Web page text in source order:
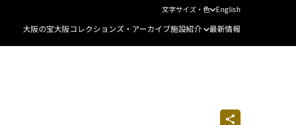
文字サイズ・色 English
大阪の宝大阪コレクションズ・アーカイブ施設紹介 最新情報